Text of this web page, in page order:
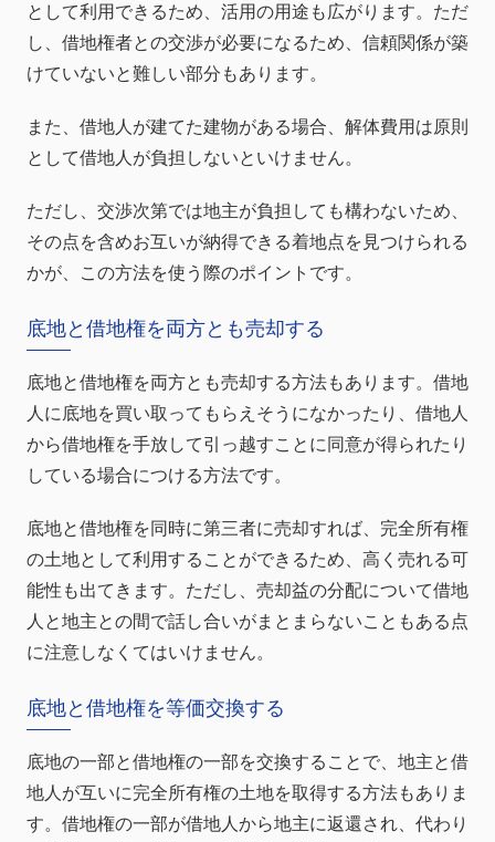
として利用できるため、活用の用途も広がります。ただ
し、借地権者との交渉が必要になるため、信頼関係が築
けていないと難しい部分もあります。
また、借地人が建てた建物がある場合、解体費用は原則
として借地人が負担しないといけません。
ただし、交渉次第では地主が負担しても構わないため、
その点を含めお互いが納得できる着地点を見つけられる
かが、この方法を使う際のポイントです。
底地と借地権を両方とも売却する
底地と借地権を両方とも売却する方法もあります。借地
人に底地を買い取ってもらえそうになかったり、借地人
から借地権を手放して引っ越すことに同意が得られたり
している場合につける方法です。
底地と借地権を同時に第三者に売却すれば、完全所有権
の土地として利用することができるため、高く売れる可
能性も出てきます。ただし、売却益の分配について借地
人と地主との間で話し合いがまとまらないこともある点
に注意しなくてはいけません。
底地と借地権を等価交換する
底地の一部と借地権の一部を交換することで、地主と借
地人が互いに完全所有権の土地を取得する方法もありま
す。借地権の一部が借地人から地主に返還され、代わり